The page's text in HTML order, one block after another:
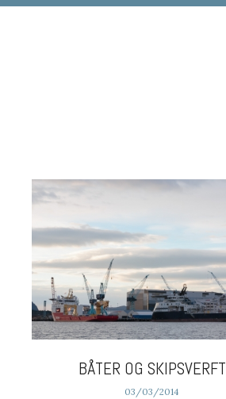
BÅTER OG SKIPSVERFT
03/03/2014